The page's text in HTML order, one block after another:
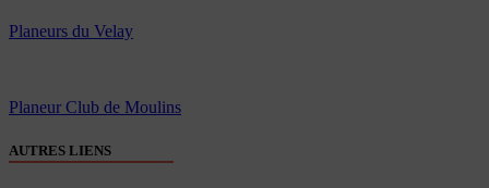
Planeurs du Velay
Planeur Club de Moulins
AUTRES LIENS